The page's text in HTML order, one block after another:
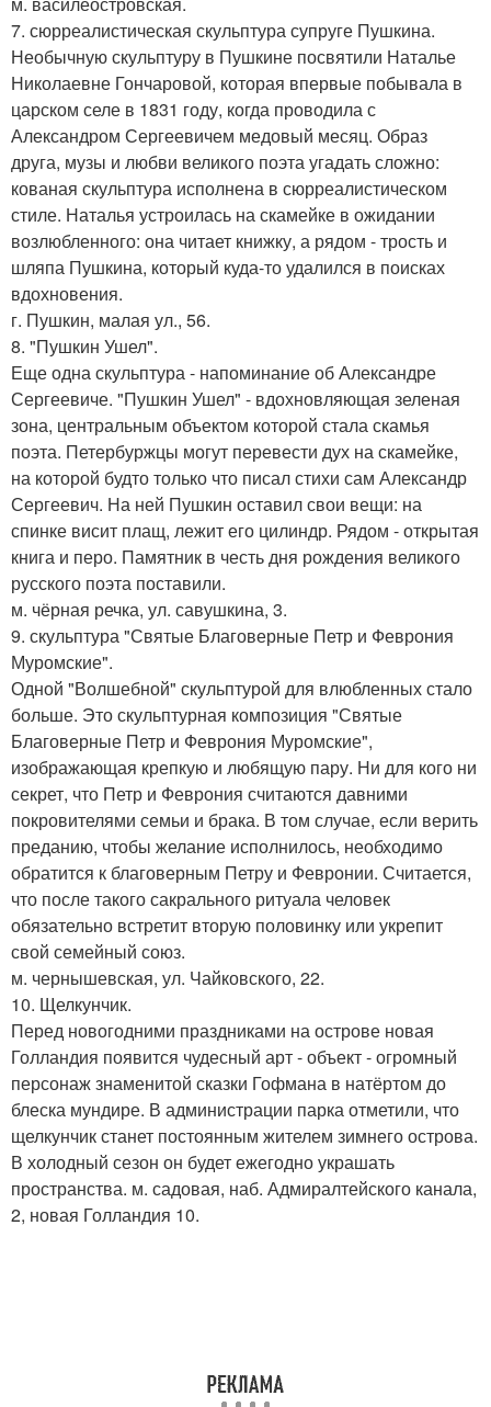
7. сюрреалистическая скульптура супруге Пушкина.
Необычную скульптуру в Пушкине посвятили Наталье
Николаевне Гончаровой, которая впервые побывала в
царском селе в 1831 году, когда проводила с
Александром Сергеевичем медовый месяц. Образ
друга, музы и любви великого поэта угадать сложно:
кованая скульптура исполнена в сюрреалистическом
стиле. Наталья устроилась на скамейке в ожидании
возлюбленного: она читает книжку, а рядом - трость и
шляпа Пушкина, который куда-то удалился в поисках
вдохновения.
г. Пушкин, малая ул., 56.
8. "Пушкин Ушел".
Еще одна скульптура - напоминание об Александре
Сергеевиче. "Пушкин Ушел" - вдохновляющая зеленая
зона, центральным объектом которой стала скамья
поэта. Петербуржцы могут перевести дух на скамейке,
на которой будто только что писал стихи сам Александр
Сергеевич. На ней Пушкин оставил свои вещи: на
спинке висит плащ, лежит его цилиндр. Рядом - открытая
книга и перо. Памятник в честь дня рождения великого
русского поэта поставили.
м. чёрная речка, ул. савушкина, 3.
9. скульптура "Святые Благоверные Петр и Феврония
Муромские".
Одной "Волшебной" скульптурой для влюбленных стало
больше. Это скульптурная композиция "Святые
Благоверные Петр и Феврония Муромские",
изображающая крепкую и любящую пару. Ни для кого ни
секрет, что Петр и Феврония считаются давними
покровителями семьи и брака. В том случае, если верить
преданию, чтобы желание исполнилось, необходимо
обратится к благоверным Петру и Февронии. Считается,
что после такого сакрального ритуала человек
обязательно встретит вторую половинку или укрепит
свой семейный союз.
м. чернышевская, ул. Чайковского, 22.
10. Щелкунчик.
Перед новогодними праздниками на острове новая
Голландия появится чудесный арт - объект - огромный
персонаж знаменитой сказки Гофмана в натёртом до
блеска мундире. В администрации парка отметили, что
щелкунчик станет постоянным жителем зимнего острова.
В холодный сезон он будет ежегодно украшать
пространства. м. садовая, наб. Адмиралтейского канала,
2, новая Голландия 10.